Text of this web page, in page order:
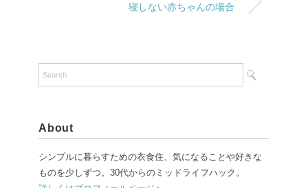
寝しない赤ちゃんの場合
About
シンプルに暮らすための衣食住、気になることや好きな
ものを少しずつ。30代からのミッドライフハック。